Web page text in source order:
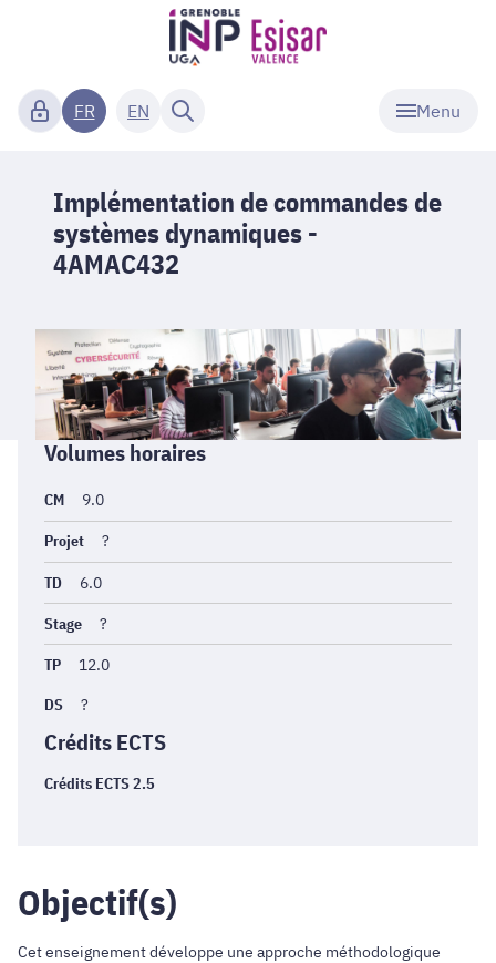
Menu
FR EN
Implémentation de commandes de
systèmes dynamiques -
4AMAC432
Informations
générales
Volumes horaires
CM 9.0
Projet ?
TD 6.0
Stage ?
TP 12.0
DS ?
Crédits ECTS
Crédits ECTS 2.5
Objectif(s)
Cet enseignement développe une approche méthodologique